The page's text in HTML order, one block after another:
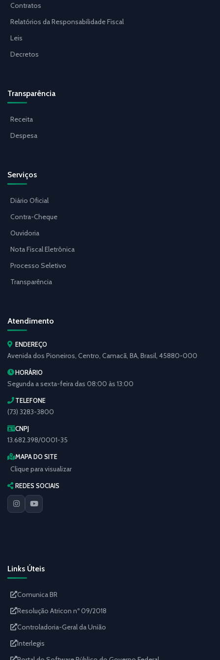
Contratos
Relatórios da Responsabilidade Fiscal
Leis
Decretos
Transparência
Receita
Despesa
Serviços
Diário Oficial
Contra-Cheque
Ouvidoria
Nota Fiscal Eletrônica
Processo Seletivo
Transparência
Atendimento
ENDEREÇO
Avenida dos Pioneiros, Centro, Camacã, BA, Brasil, 45880-000
HORÁRIO
Segunda a sexta-feira das 08:00 às 13:00
TELEFONE
(73) 3283-3800
CNPJ
13.682.398/0001-35
MAPA DO SITE
Clique para visualizar
REDES SOCIAIS
Links Úteis
Comunica BR
Resolução Atricon nº 09/2018
Controladoria-Geral da União
Interlegis